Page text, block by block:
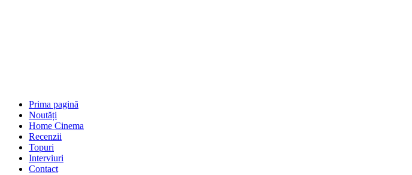
Prima pagină
Noutăți
Home Cinema
Recenzii
Topuri
Interviuri
Contact